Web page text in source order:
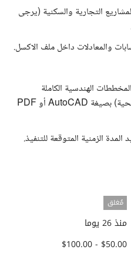
التجارية والسكنية (يرجى
والمعادلات داخل ملف الاكسل.
الهندسية الكاملة
(المعمارية والإنشائية والكهربائية والصحية) بصيغة AutoCAD أو PDF
الزمنية المتوقعة للتنفيذ.
مُغلق
منذ 26 يوما
$50.00 - $100.00